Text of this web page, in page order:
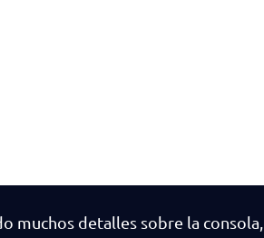
muchos detalles sobre la